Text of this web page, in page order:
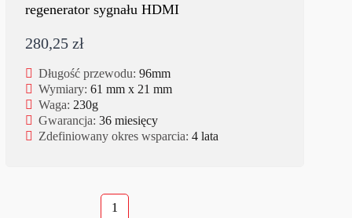
regenerator sygnału HDMI
280,25 zł
Długość przewodu: 96mm
Wymiary: 61 mm x 21 mm
Waga: 230g
Gwarancja: 36 miesięcy
Zdefiniowany okres wsparcia: 4 lata
1